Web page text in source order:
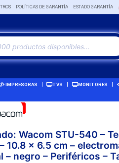
POLÍTICAS DE GARANTÍA ESTADO GARANTÍA
IMPRESORAS TVS MONITORES
Wacom STU-540 –
10.8 x 6.5 cm –
– negro – Periféricos –